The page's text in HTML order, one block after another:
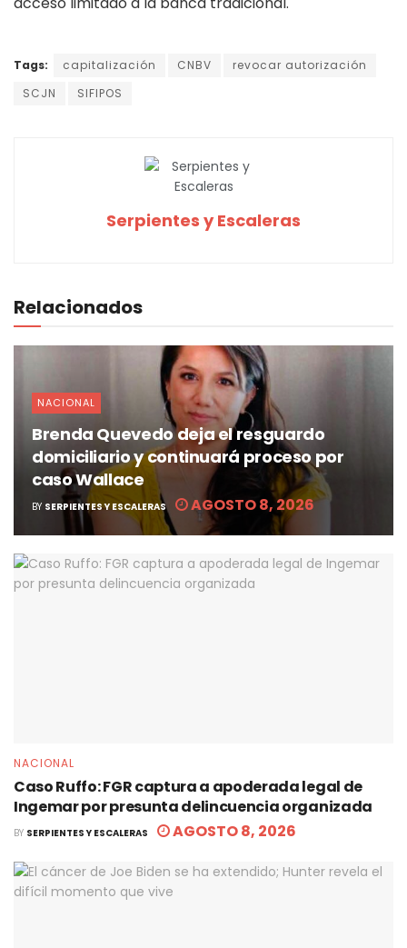
Tags: capitalización CNBV
revocar autorización
SCJN
SIFIPOS
Serpientes y Escaleras
Relacionados
NACIONAL
Brenda Quevedo deja el resguardo
domiciliario y continuará proceso por
caso Wallace
BY SERPIENTES Y ESCALERAS AGOSTO 8, 2026
NACIONAL
Caso Ruffo: FGR captura a apoderada legal de
Ingemar por presunta delincuencia organizada
BY SERPIENTES Y ESCALERAS AGOSTO 8, 2026